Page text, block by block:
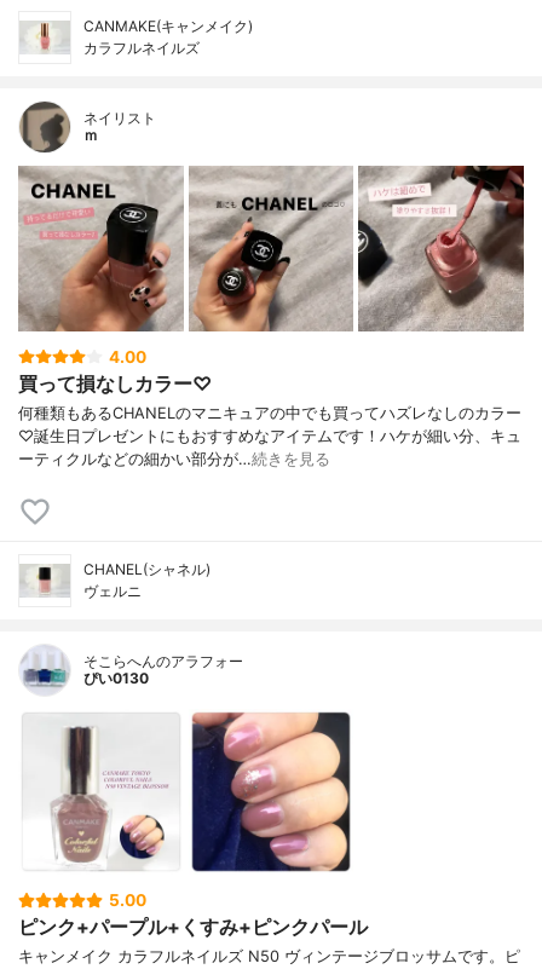
CANMAKE(キャンメイク)
カラフルネイルズ
ネイリスト
ｍ
4.00
買って損なしカラー♡
何種類もあるCHANELのマニキュアの中でも買ってハズレなしのカラー
♡誕生日プレゼントにもおすすめなアイテムです！ハケが細い分、キュ
ーティクルなどの細かい部分が…続きを見る
CHANEL(シャネル)
ヴェルニ
そこらへんのアラフォー
ぴい0130
5.00
ピンク+パープル+くすみ+ピンクパール
キャンメイク カラフルネイルズ N50 ヴィンテージブロッサムです。ピ